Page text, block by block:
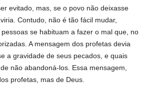
evitado, mas, se o povo não deixasse
Contudo, não é tão fácil mudar,
se habituam a fazer o mal que, no
A mensagem dos profetas devia
a gravidade de seus pecados, e quais
não abandoná-los. Essa mensagem,
profetas, mas de Deus.